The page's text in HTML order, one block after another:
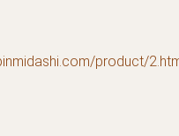
product/